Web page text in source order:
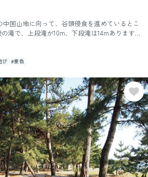
中国山地に向って、谷頭侵食を進めているとこ
滝で、上段滝が10m、下段滝は14mあります。
び #景色